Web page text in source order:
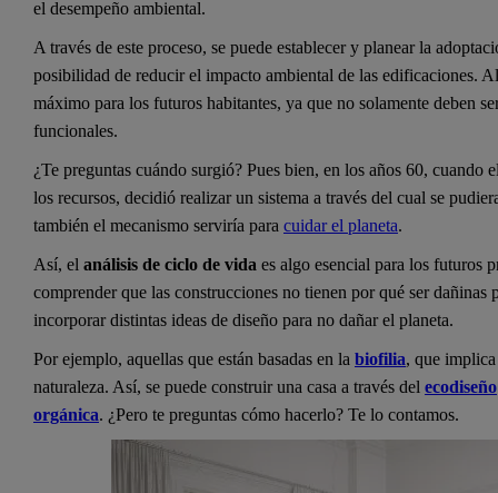
el desempeño ambiental.
A través de este proceso, se puede establecer y planear la
posibilidad de reducir el impacto ambiental de las edificaciones.
máximo para los futuros habitantes, ya que no solamente deben
funcionales.
¿Te preguntas cuándo surgió? Pues bien, en los años 60,
los recursos, decidió realizar un sistema a través del cual se
también el mecanismo serviría para cuidar el planeta.
Así, el análisis de ciclo de vida es algo esencial para los futuros
comprender que las construcciones no tienen por qué ser dañinas
incorporar distintas ideas de diseño para no dañar el planeta.
Por ejemplo, aquellas que están basadas en la biofilia, que
naturaleza. Así, se puede construir una casa a través del ecodiseño
orgánica. ¿Pero te preguntas cómo hacerlo? Te lo contamos.